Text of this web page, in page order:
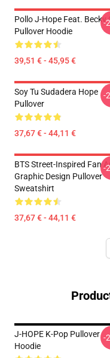
Pollo J-Hope Feat. Becky
Pullover Hoodie
39,51 € - 45,95 €
-
Soy Tu Sudadera Hope
Pullover
37,67 € - 44,11 €
-
BTS Street-Inspired Fan
Graphic Design Pullover
Sweatshirt
37,67 € - 44,11 €
-
J-HOPE K-Pop Pullover
Hoodie
-